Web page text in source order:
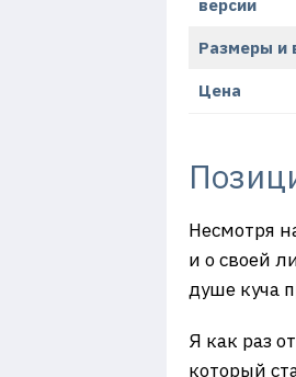
версии
Размеры и
Цена
Несмотря
и о своей
душе куча
Я как раз
который